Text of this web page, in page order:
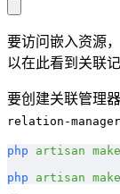
要访问嵌入资源
以在此看到关联
要创建关联管理
relation-manager
php artisan
php artisan